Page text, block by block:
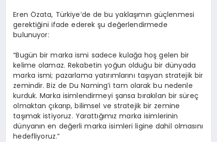
Eren Özata, Türkiye’de de bu yaklaşımın güçlenmesi
gerektiğini ifade ederek şu değerlendirmede
bulunuyor:
“Bugün bir marka ismi sadece kulağa hoş gelen bir
kelime olamaz. Rekabetin yoğun olduğu bir dünyada
marka ismi; pazarlama yatırımlarını taşıyan stratejik bir
zemindir. Biz de Du Naming’i tam olarak bu nedenle
kurduk. Marka isimlendirmeyi şansa bırakılan bir süreç
olmaktan çıkarıp, bilimsel ve stratejik bir zemine
taşımak istiyoruz. Yarattığımız marka isimlerinin
dünyanın en değerli marka isimleri ligine dahil olmasını
hedefliyoruz.”